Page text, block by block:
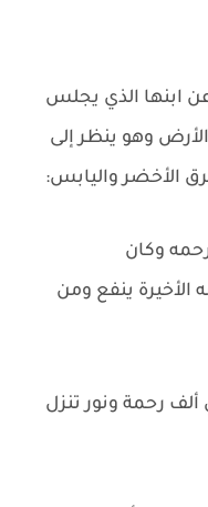
ابنها الذي يجلس
وهو ينظر إلى
الأخضر واليابس:
وكان
ينفع ومن
ألف رحمة ونور تنزل